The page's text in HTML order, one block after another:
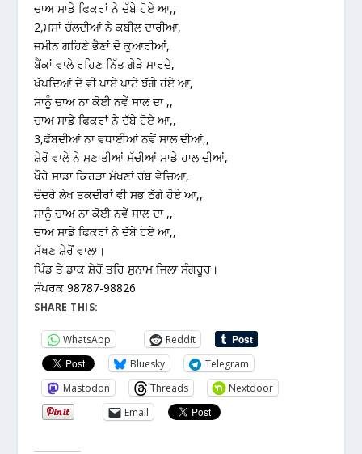
ਚਾਅ ਸਾਡੇ ਫਿਕਰਾਂ ਨੇ ਦੱਬੇ ਹੋਏ ਆ,,
2,ਮਸਾਂ ਚੱਲਦੀਆਂ ਨੇ ਕਬੀਲ ਦਾਰੀਆ,
ਜਮੀਨ ਗਹਿਣੇ ਭੈਣਾਂ ਦੋ ਕੁਆਰੀਆਂ,
ਬੈਂਕਾਂ ਵਾਲੇ ਰਹਿਣ ਨਿੱਤ ਗੇੜੇ ਮਾਰਦੇ,
ਖੱਪਦਿਆਂ ਦੇ ਵੀ ਪਾਏ ਪਾਟੇ ਝੱਗੇ ਹੋਏ ਆ,
ਸਾਨੂੰ ਚਾਅ ਨਾ ਕੋਈ ਨਵੇਂ ਸਾਲ ਦਾ ,,
ਚਾਅ ਸਾਡੇ ਫਿਕਰਾਂ ਨੇ ਦੱਬੇ ਹੋਏ ਆ,,
3,ਫੱਬਦੀਆਂ ਨਾ ਵਧਾਈਆਂ ਨਵੇਂ ਸਾਲ ਦੀਆਂ,,
ਸ਼ੇਰੋਂ ਵਾਲੇ ਨੇ ਸੁਣਾਤੀਆਂ ਸੱਚੀਆਂ ਸਾਡੇ ਹਾਲ ਦੀਆਂ,
ਖੌਰੇ ਸਾਡਾ ਕਿਹੜਾ ਮੱਖਣਾਂ ਰੱਬ ਵੇਚਿਆ,
ਚੰਦਰੇ ਲੇਖ ਤਕਦੀਰਾਂ ਵੀ ਸਭ ਠੱਗੇ ਹੋਏ ਆ,,
ਸਾਨੂੰ ਚਾਅ ਨਾ ਕੋਈ ਨਵੇਂ ਸਾਲ ਦਾ ,,
ਚਾਅ ਸਾਡੇ ਫਿਕਰਾਂ ਨੇ ਦੱਬੇ ਹੋਏ ਆ,,
ਮੱਖਣ ਸ਼ੇਰੋਂ ਵਾਲਾ।
ਪਿੰਡ ਤੇ ਡਾਕ ਸ਼ੇਰੋਂ ਤਹਿ ਸੁਨਾਮ ਜਿਲਾ ਸੰਗਰੂਰ।
ਸੰਪਰਕ 98787-98826
SHARE THIS:
WhatsApp
Reddit
Bluesky
Telegram
Mastodon
Threads
Nextdoor
Email